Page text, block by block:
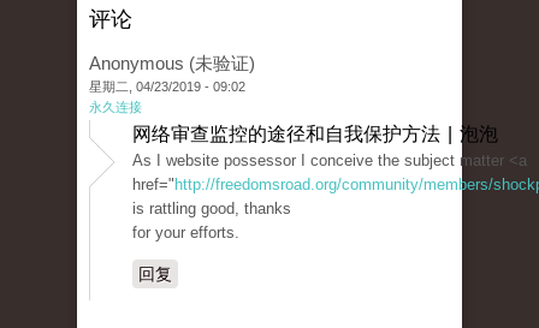
评论
Anonymous (未验证)
星期二, 04/23/2019 - 09:02
永久连接
网络审查监控的途径和自我保护方法 | 泡泡
As I website possessor I conceive the subject matter <a
href=" http://freedomsroad.org/community/members/
is rattling good, thanks
for your efforts.
回复